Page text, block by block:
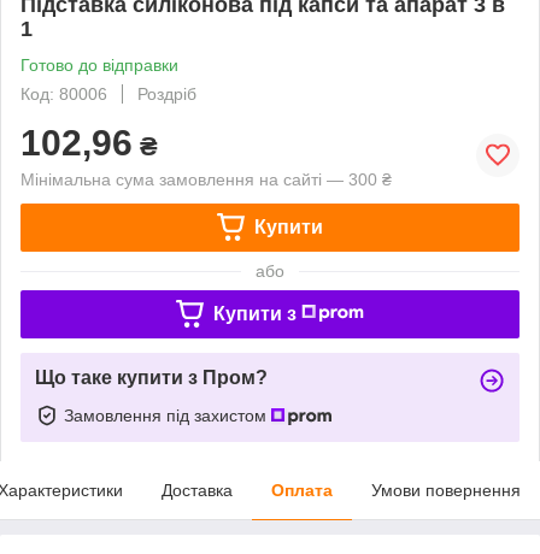
1
Готово до відправки
Код: 80006
Роздріб
102,96 ₴
Мінімальна сума замовлення на сайті — 300 ₴
Купити
або
Купити з
Що таке купити з Пром?
Замовлення під захистом
Доставка Оплата Умови повернення